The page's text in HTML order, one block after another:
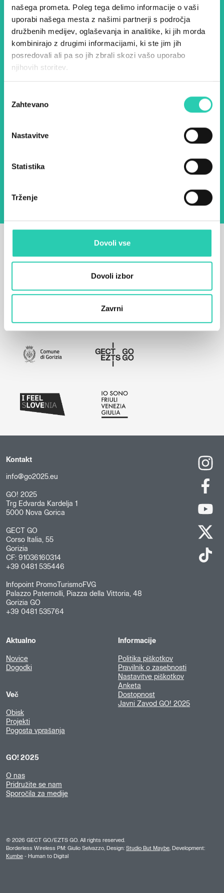
našega prometa. Poleg tega delimo informacije o vaši
uporabi našega mesta z našimi partnerji s področja
družbenih medijev, oglaševanja in analitike, ki jih morda
kombinirajo z drugimi informacijami, ki ste jim jih
posredovali ali pa so jih zbrali skozi vašo uporabo
njihovih storitev.
soglasja
Zahtevano
Nastavitve
Statistika
Trženje
Dovoli vse
Dovoli izbor
Zavrni
evropske prestolnice kulture
– prijavite se na naš novičnik
in ostanite na tekočem z
našimi aktivnostmi.
seznanjen z obdelavo osebnih podatkov za
Kontakt
info@go2025.eu
GO! 2025
Trg Edvarda Kardelja 1
5000 Nova Gorica
GECT GO
Corso Italia, 55
Gorizia
CF: 91036160314
+39 0481 535446
Infopoint PromoTurismoFVG
Palazzo Paternolli, Piazza della Vittoria, 48
Gorizia GO
+39 0481 535764
Aktualno
Novice
Dogodki
Več
Obisk
Projekti
Pogosta vprašanja
GO! 2025
O nas
Pridružite se nam
Sporočila za medije
Informacije
Politika piškotkov
Pravilnik o zasebnosti
Nastavitve piškotkov
Anketa
Dostopnost
Javni Zavod GO! 2025
© 2026 GECT GO/EZTS GO. All rights reserved.
Borderless Wireless PM: Giulio Selvazzo, Design: Studio But Maybe , Development:
Kumbe - Human to Digital